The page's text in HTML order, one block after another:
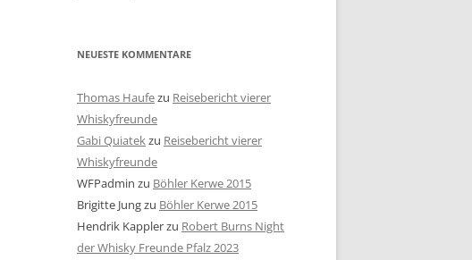
NEUESTE KOMMENTARE
Thomas Haufezu Reisebericht vierer
Whiskyfreunde
Gabi Quiatekzu Reisebericht vierer
Whiskyfreunde
WFPadmin zu Böhler Kerwe 2015
Brigitte Jungzu Böhler Kerwe 2015
Hendrik Kapplerzu Robert Burns Night
der Whisky Freunde Pfalz 2023